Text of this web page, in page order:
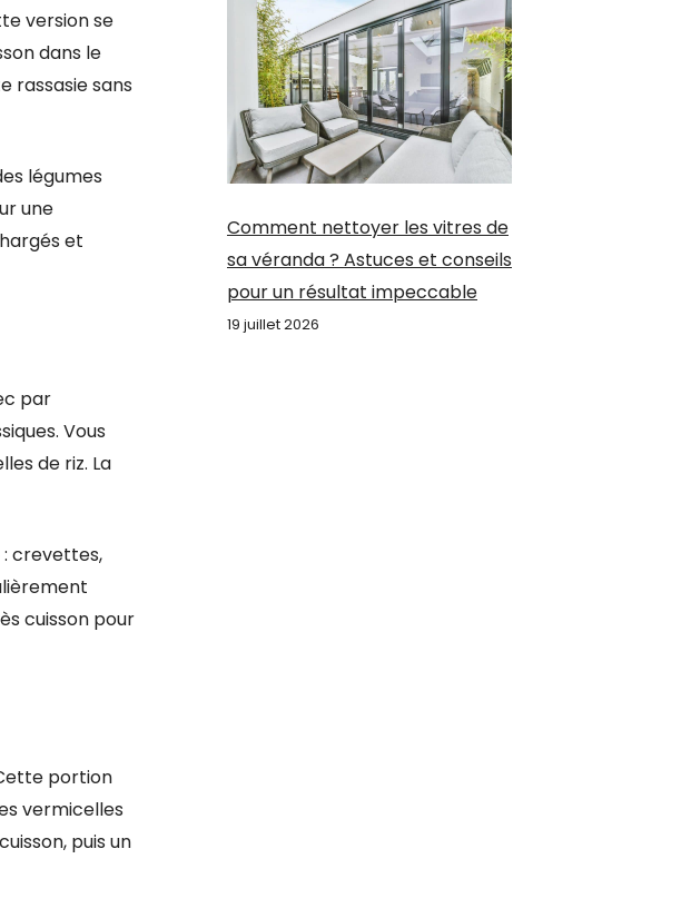
version se
dans le
rassasie sans
légumes
une
et
par
Vous
de riz. La
crevettes,
cuisson pour
portion
vermicelles
puis un
Comment nettoyer les vitres de
sa véranda ? Astuces et conseils
pour un résultat impeccable
19 juillet 2026